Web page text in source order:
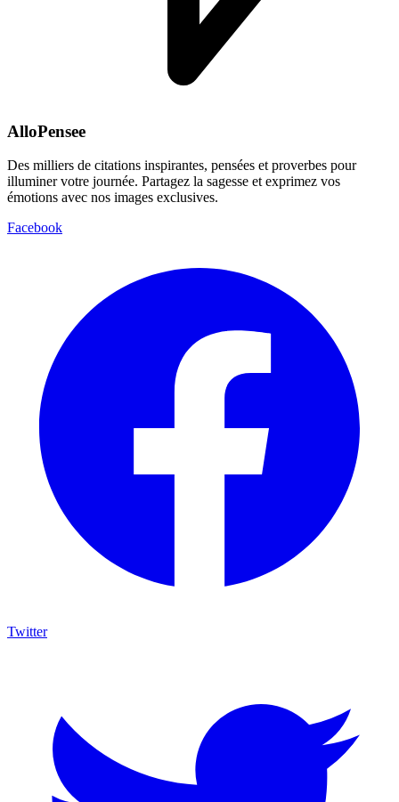
AlloPensee
Des milliers de citations inspirantes, pensées et proverbes pour
illuminer votre journée. Partagez la sagesse et exprimez vos
émotions avec nos images exclusives.
Facebook
Twitter